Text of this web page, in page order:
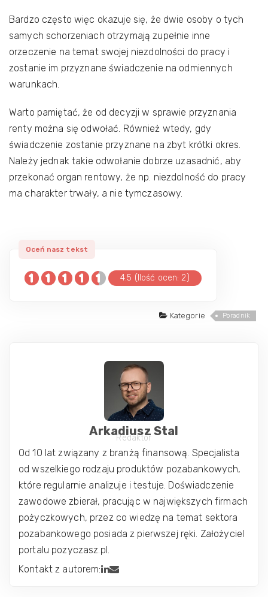
Bardzo często więc okazuje się, że dwie osoby o tych
samych schorzeniach otrzymają zupełnie inne
orzeczenie na temat swojej niezdolności do pracy i
zostanie im przyznane świadczenie na odmiennych
warunkach.
Warto pamiętać, że od decyzji w sprawie przyznania
renty można się odwołać. Również wtedy, gdy
świadczenie zostanie przyznane na zbyt krótki okres.
Należy jednak takie odwołanie dobrze uzasadnić, aby
przekonać organ rentowy, że np. niezdolność do pracy
ma charakter trwały, a nie tymczasowy.
4.5 (Ilość ocen: 2)
Kategorie Poradnik
Arkadiusz Stal
Redaktor
Od 10 lat związany z branżą finansową. Specjalista
od wszelkiego rodzaju produktów pozabankowych,
które regularnie analizuje i testuje. Doświadczenie
zawodowe zbierał, pracując w największych firmach
pożyczkowych, przez co wiedzę na temat sektora
pozabankowego posiada z pierwszej ręki. Założyciel
portalu pozyczasz.pl.
Kontakt z autorem: